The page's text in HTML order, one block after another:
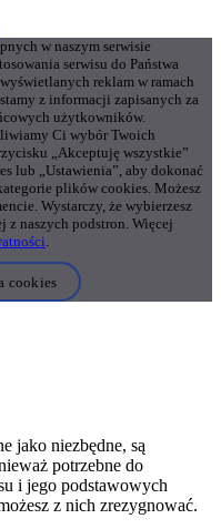
w naszym serwisie
serwisu do Państwa
reklam w ramach
z informacji zapisanych za
użytkowników.
Ci wybór Twoich
„Akceptuję wszystkie”
lub „Ustawienia”, aby dokonać
plików cookies. Możesz
Wystarczy, że wybierzesz
z naszych podstron. Więcej
cookies
jako niezbędne, są
potrzebne do
i jego podstawowych
z nich zrezygnować.